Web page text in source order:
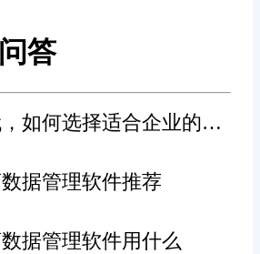
答
如何选择适合企业的
据管理软件推荐
据管理软件用什么